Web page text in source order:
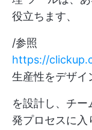
役立ちます、
/参照
https://
生産性をデザ
を設計し、チ
発プロセスに入